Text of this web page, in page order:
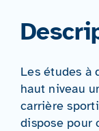
Les études à
haut niveau
carrière
dispose pour